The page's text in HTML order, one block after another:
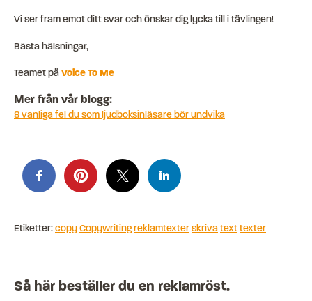
Vi ser fram emot ditt svar och önskar dig lycka till i tävlingen!
Bästa hälsningar,
Teamet påVoice To Me
Mer från vår blogg:
8 vanliga fel du som ljudboksinläsare bör undvika
Etiketter:copyCopywritingreklamtexterskrivatexttexter
Så här beställer du en reklamröst.